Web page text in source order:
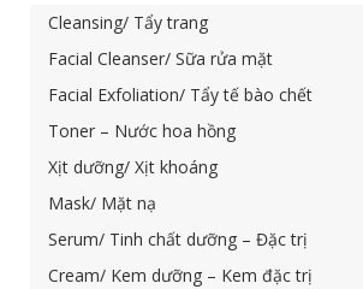
Cleansing/ Tẩy trang
Facial Cleanser/ Sữa rửa mặt
Facial Exfoliation/ Tẩy tế bào chết
Toner – Nước hoa hồng
Xịt dưỡng/ Xịt khoáng
Mask/ Mặt nạ
Serum/ Tinh chất dưỡng – Đặc trị
Cream/ Kem dưỡng – Kem đặc trị